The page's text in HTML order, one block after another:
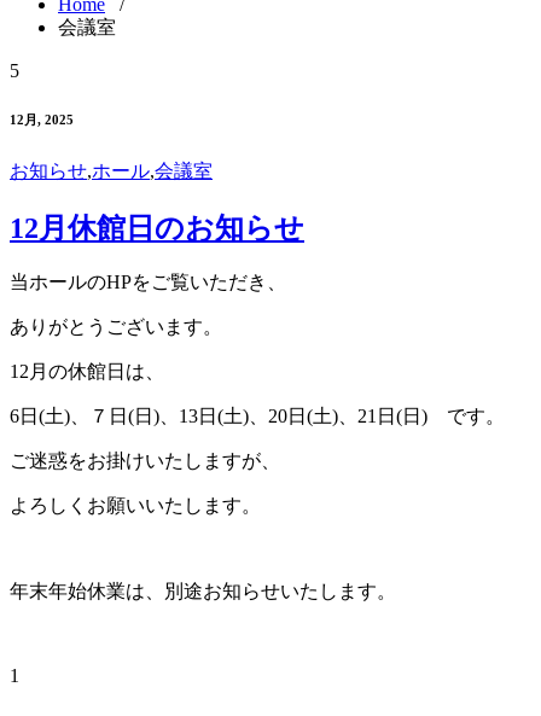
会議室
5
12月, 2025
お知らせ,ホール,会議室
12月休館日のお知らせ
当ホールのHPをご覧いただき、
ありがとうございます。
12月の休館日は、
6日(土)、７日(日)、13日(土)、20日(土)、21日(日) です。
ご迷惑をお掛けいたしますが、
よろしくお願いいたします。
年末年始休業は、別途お知らせいたします。
1